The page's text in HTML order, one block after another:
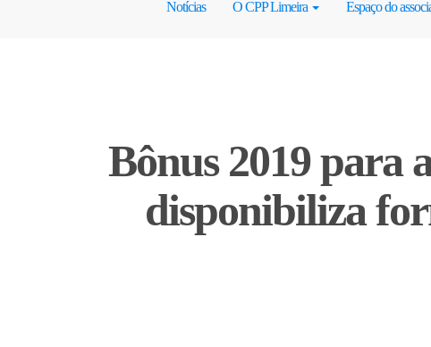
Notícias O CPP Limeira Espaço do
Bônus 2019 para
disponibiliza